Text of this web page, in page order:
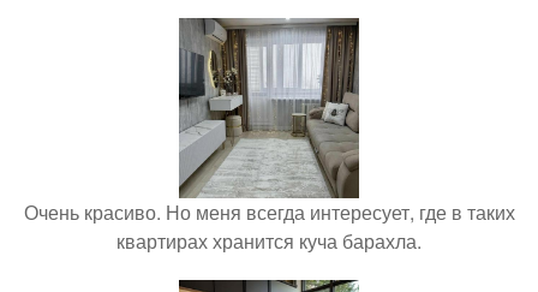
Очень красиво. Но меня всегда интересует, где в таких
квартирах хранится куча барахла.